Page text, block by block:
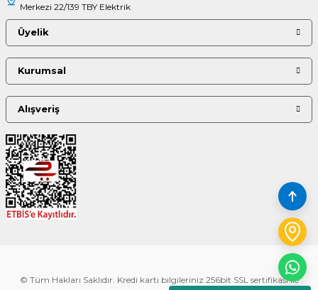
Merkezi 22/139 TBY Elektrik
Üyelik
Kurumsal
Alışveriş
© Tüm Hakları Saklıdır. Kredi kartı bilgileriniz 256bit SSL sertifikası ile